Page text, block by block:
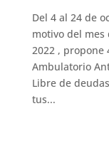
Del 4 al 24 de
motivo del
2022 , propone
Ambulatorio
Libre de
tus...